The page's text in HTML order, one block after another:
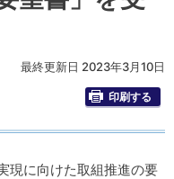
最終更新日 2023年3月10日
印刷する
現に向けた取組推進の要